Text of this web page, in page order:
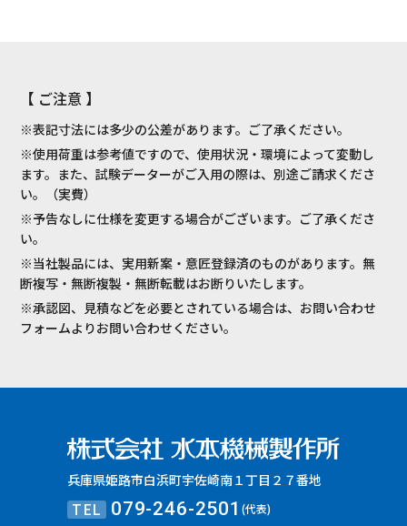
【 ご注意 】
※表記寸法には多少の公差があります。ご了承ください。
※使用荷重は参考値ですので、使用状況・環境によって変動し
ます。また、試験データーがご入用の際は、別途ご請求くださ
い。（実費）
※予告なしに仕様を変更する場合がございます。ご了承くださ
い。
※当社製品には、実用新案・意匠登録済のものがあります。無
断複写・無断複製・無断転載はお断りいたします。
※承認図、見積などを必要とされている場合は、お問い合わせ
フォームよりお問い合わせください。
兵庫県姫路市白浜町宇佐崎南１丁目２７番地
TEL 079-246-2501(代表)